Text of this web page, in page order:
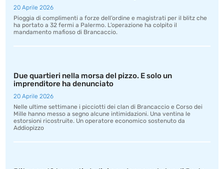
20 Aprile 2026
Pioggia di complimenti a forze dell’ordine e magistrati per il blitz che
ha portato a 32 fermi a Palermo. L’operazione ha colpito il
mandamento mafioso di Brancaccio.
Due quartieri nella morsa del pizzo. E solo un
imprenditore ha denunciato
20 Aprile 2026
Nelle ultime settimane i picciotti dei clan di Brancaccio e Corso dei
Mille hanno messo a segno alcune intimidazioni. Una ventina le
estorsioni ricostruite. Un operatore economico sostenuto da
Addiopizzo